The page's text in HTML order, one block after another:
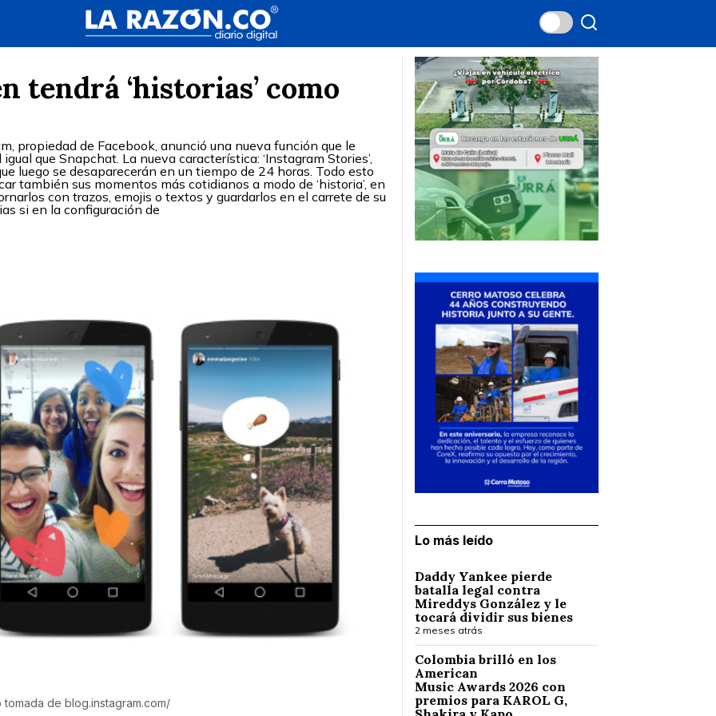
tendrá ‘historias’ como
propiedad de Facebook, anunció una nueva función que le
que Snapchat. La nueva característica: ‘Instagram Stories’,
luego se desaparecerán en un tiempo de 24 horas. Todo esto
también sus momentos más cotidianos a modo de ‘historia’, en
con trazos, emojis o textos y guardarlos en el carrete de su
si en la configuración de
tomada de blog.instagram.com/
Lo más leído
Daddy Yankee pierde
batalla legal contra
Mireddys González y le
tocará dividir sus bienes
2 meses atrás
Colombia brilló en los
American
Music Awards 2026 con
premios para KAROL G,